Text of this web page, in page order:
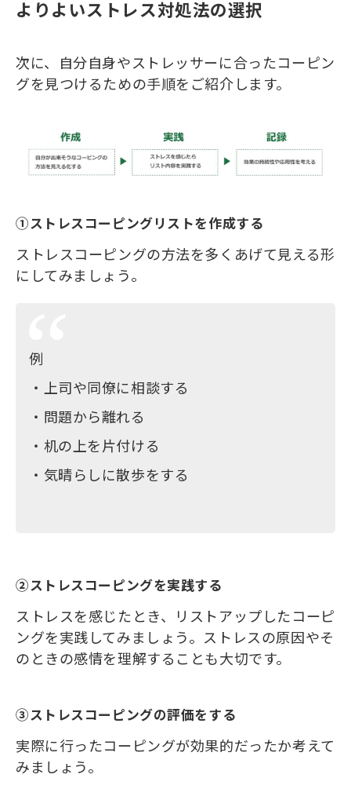
よりよいストレス対処法の選択
次に、自分自身やストレッサーに合ったコーピン
グを見つけるための手順をご紹介します。
①ストレスコーピングリストを作成する
ストレスコーピングの方法を多くあげて見える形
にしてみましょう。
例
・上司や同僚に相談する
・問題から離れる
・机の上を片付ける
・気晴らしに散歩をする
②ストレスコーピングを実践する
ストレスを感じたとき、リストアップしたコーピ
ングを実践してみましょう。ストレスの原因やそ
のときの感情を理解することも大切です。
③ストレスコーピングの評価をする
実際に行ったコーピングが効果的だったか考えて
みましょう。